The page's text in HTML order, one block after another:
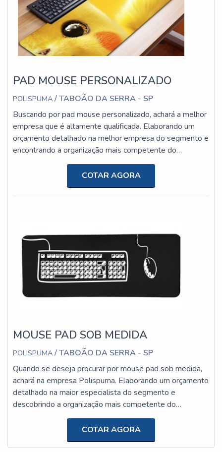
PAD MOUSE PERSONALIZADO
POLISPUMA / TABOÃO DA SERRA - SP
Buscando por pad mouse personalizado, achará a melhor
empresa que é altamente qualificada. Elaborando um
orçamento detalhado na melhor empresa do segmento e
encontrando a organização mais competente do
ramo.MAIS DETALHES SOBRE PAD MOUSE
PERSONALIZADOQuem busca por pad mouse
personalizado em uma empresa altamente qualificada,
acha a Polispuma. A empresa tem em seu escopo
COTAR AGORA
MOUSE PAD SOB MEDIDA
POLISPUMA / TABOÃO DA SERRA - SP
Quando se deseja procurar por mouse pad sob medida,
achará na empresa Polispuma. Elaborando um orçamento
detalhado na maior especialista do segmento e
descobrindo a organização mais competente do
ramo.Quando o quesito é mouse pad sob medida, com a
equipe da Polispuma o cliente conseguirá precisão com
pagamento acessível.MAIS INFORMAÇÕES
COTAR AGORA